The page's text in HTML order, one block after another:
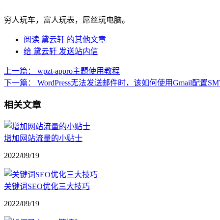
穷人玩车，富人玩表，屌丝玩电脑。
阅读 黛云轩 的其他文章
给 黛云轩 发送站内信
上一篇：
wpzt-appro主題使用教程
下一篇：
WordPress无法发送邮件时，该如何使用Gmail配置
相关文章
增加网站流量的小贴士
2022/09/19
关键词SEO优化三大技巧
2022/09/19